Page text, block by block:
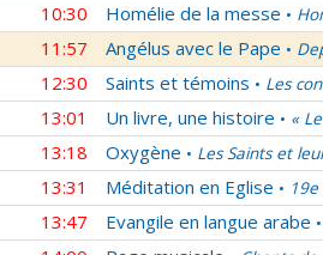
10:30
Homélie de la messe •
11:57 Angélus avec le Pape •
12:30 Saints et témoins • Les
13:01 Un livre, une histoire • «
13:18 Oxygène • Les Saints et
13:31 Méditation en Eglise •
13:47 Evangile en langue arabe •